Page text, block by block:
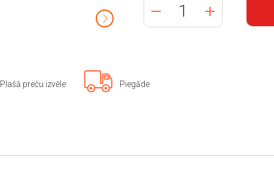
Plašā preču izvēle Piegāde